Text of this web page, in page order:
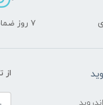
۷ روز ضمانت بازگشت
از